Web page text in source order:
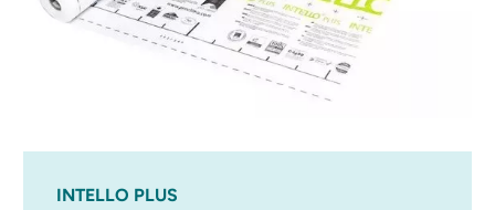
INTELLO PLUS